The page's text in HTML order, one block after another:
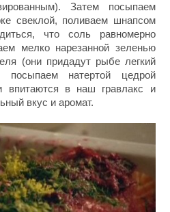
Затем посыпаем
свеклой, поливаем шнапсом
что соль равномерно
мелко нарезанной зеленью
(они придадут рыбе легкий
посыпаем натертой цедрой
впитаются в наш гравлакс и
вкус и аромат.